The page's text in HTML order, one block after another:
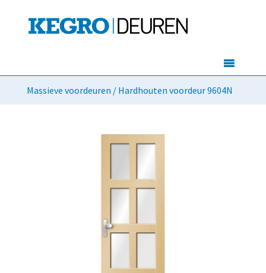
Massieve voordeuren / Hardhouten voordeur 9604N